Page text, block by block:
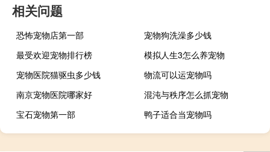
相关问题
恐怖宠物店第一部
宠物狗洗澡多少钱
最受欢迎宠物排行榜
模拟人生3怎么养宠物
宠物医院猫驱虫多少钱
物流可以运宠物吗
南京宠物医院哪家好
混沌与秩序怎么抓宠物
宝石宠物第一部
鸭子适合当宠物吗